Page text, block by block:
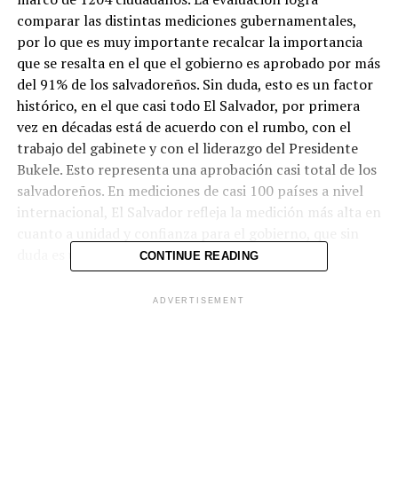
comparar las distintas mediciones gubernamentales,
por lo que es muy importante recalcar la importancia
que se resalta en el que el gobierno es aprobado por más
del 91% de los salvadoreños. Sin duda, esto es un factor
histórico, en el que casi todo El Salvador, por primera
vez en décadas está de acuerdo con el rumbo, con el
trabajo del gabinete y con el liderazgo del Presidente
Bukele. Esto representa una aprobación casi total de los
salvadoreños. En mediciones de casi 100 países a nivel
internacional, El Salvador refleja la medición más alta en
duda es una gran paso para el desarrollo.
CONTINUE READING
ADVERTISEMENT